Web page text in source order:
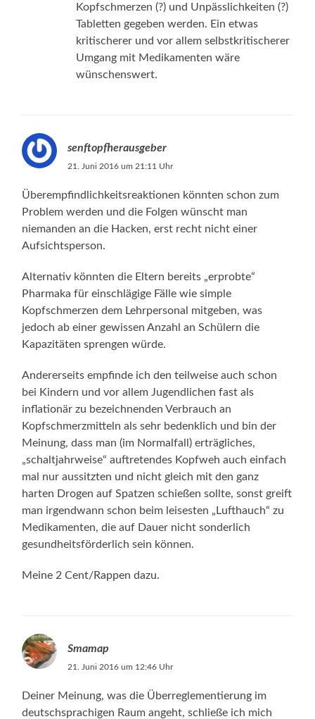
Kopfschmerzen (?) und Unpässlichkeiten (?)
Tabletten gegeben werden. Ein etwas
kritischerer und vor allem selbstkritischerer
Umgang mit Medikamenten wäre
wünschenswert.
senftopfherausgeber
21. Juni 2016 um 21:11 Uhr
Überempfindlichkeitsreaktionen könnten schon zum
Problem werden und die Folgen wünscht man
niemanden an die Hacken, erst recht nicht einer
Aufsichtsperson.
Alternativ könnten die Eltern bereits „erprobte“
Pharmaka für einschlägige Fälle wie simple
Kopfschmerzen dem Lehrpersonal mitgeben, was
jedoch ab einer gewissen Anzahl an Schülern die
Kapazitäten sprengen würde.
Andererseits empfinde ich den teilweise auch schon
bei Kindern und vor allem Jugendlichen fast als
inflationär zu bezeichnenden Verbrauch an
Kopfschmerzmitteln als sehr bedenklich und bin der
Meinung, dass man (im Normalfall) erträgliches,
„schaltjahrweise“ auftretendes Kopfweh auch einfach
mal nur aussitzten und nicht gleich mit den ganz
harten Drogen auf Spatzen schießen sollte, sonst greift
man irgendwann schon beim leisesten „Lufthauch“ zu
Medikamenten, die auf Dauer nicht sonderlich
gesundheitsförderlich sein können.
Meine 2 Cent/Rappen dazu.
Smamap
21. Juni 2016 um 12:46 Uhr
Deiner Meinung, was die Überreglementierung im
deutschsprachigen Raum angeht, schließe ich mich